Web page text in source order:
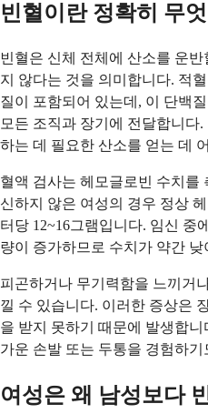
빈혈이란 정확히 무
빈혈은 신체 전체에 산소를 운
지 않다는 것을 의미합니다. 적
질이 포함되어 있는데, 이 단백
모든 조직과 장기에 전달합니다
하는 데 필요한 산소를 얻는 데
혈액 검사는 헤모글로빈 수치를
신하지 않은 여성의 경우 정상
터당 12~16그램입니다. 임신 중
량이 증가하므로 수치가 약간 낮
피곤하거나 무기력함을 느끼거
낄 수 있습니다. 이러한 증상은
을 받지 못하기 때문에 발생합
가운 손발 또는 두통을 경험하기
여성은 왜 남성보다